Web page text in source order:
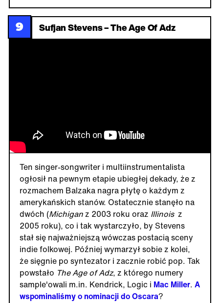
9 Sufjan Stevens – The Age Of Adz
Ten singer-songwriter i multiinstrumentalista
ogłosił na pewnym etapie ubiegłej dekady, że z
rozmachem Balzaka nagra płytę o każdym z
amerykańskich stanów. Ostatecznie stanęło na
dwóch (Michiganz 2003 roku oraz Illinoisz
2005 roku), co i tak wystarczyło, by Stevens
stał się najważniejszą wówczas postacią sceny
indie folkowej. Później wymarzył sobie z kolei,
że sięgnie po syntezator i zacznie robić pop. Tak
powstało The Age of Adz, z którego numery
sample'owali m.in. Kendrick, Logic i Mac Miller. A
wspominaliśmy o nominacji do Oscara?